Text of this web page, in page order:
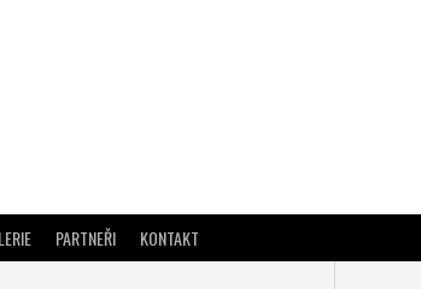
PARTNEŘI KONTAKT